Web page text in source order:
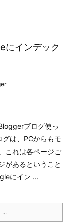
にインデック
ブログ使っ
は、PCからもモ
これは各ページご
があるということ
にイン ...